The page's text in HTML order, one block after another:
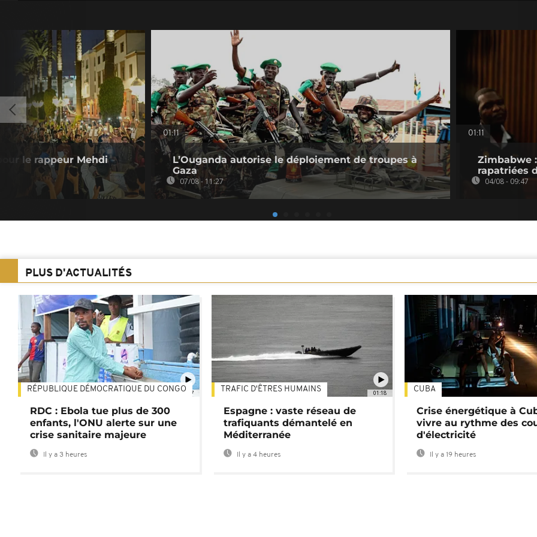
le rappeur Mehdi
01:11
L’Ouganda autorise le déploiement de troupes à
Gaza
07/08 - 11:27
01:11
Zimbabwe
rapatriées
04/08 - 09:47
PLUS D'ACTUALITÉS
01:47
RÉPUBLIQUE DÉMOCRATIQUE DU CONGO
RDC : Ebola tue plus de 300
enfants, l'ONU alerte sur une
crise sanitaire majeure
Il y a 3 heures
01:18
TRAFIC D'ÊTRES HUMAINS
Espagne : vaste réseau de
trafiquants démantelé en
Méditerranée
Il y a 4 heures
CUBA
Crise énergétique à
vivre au rythme des
d'électricité
Il y a 19 heures